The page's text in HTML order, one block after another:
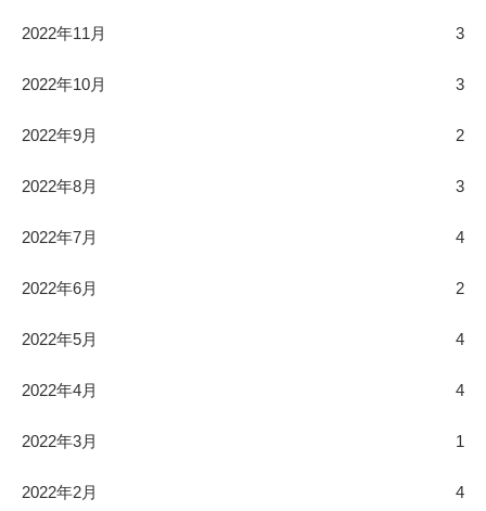
2022年11月 3
2022年10月 3
2022年9月 2
2022年8月 3
2022年7月 4
2022年6月 2
2022年5月 4
2022年4月 4
2022年3月 1
2022年2月 4